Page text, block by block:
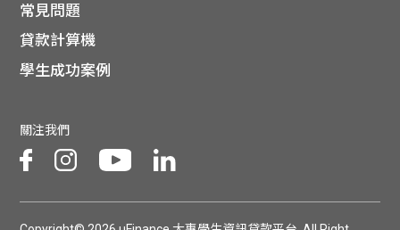
常見問題
貸款計算機
學生成功案例
關注我們